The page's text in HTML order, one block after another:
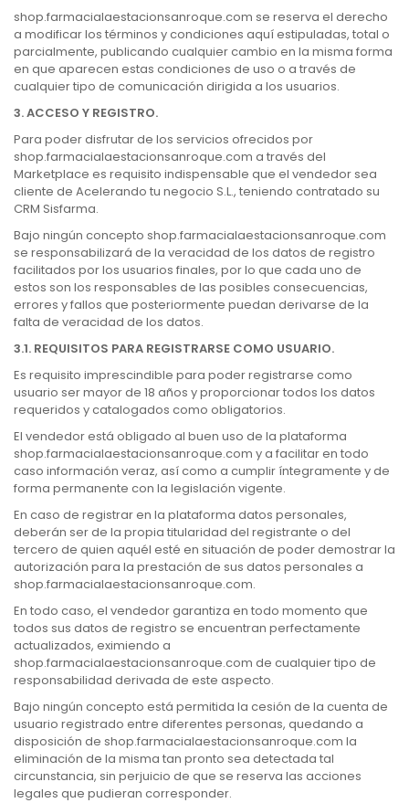
shop.farmacialaestacionsanroque.com se reserva el derecho
a modificar los términos y condiciones aquí estipuladas, total o
parcialmente, publicando cualquier cambio en la misma forma
en que aparecen estas condiciones de uso o a través de
cualquier tipo de comunicación dirigida a los usuarios.
3. ACCESO Y REGISTRO.
Para poder disfrutar de los servicios ofrecidos por
shop.farmacialaestacionsanroque.com a través del
Marketplace es requisito indispensable que el vendedor sea
cliente de Acelerando tu negocio S.L., teniendo contratado su
CRM Sisfarma.
Bajo ningún concepto shop.farmacialaestacionsanroque.com
se responsabilizará de la veracidad de los datos de registro
facilitados por los usuarios finales, por lo que cada uno de
estos son los responsables de las posibles consecuencias,
errores y fallos que posteriormente puedan derivarse de la
falta de veracidad de los datos.
3.1. REQUISITOS PARA REGISTRARSE COMO USUARIO.
Es requisito imprescindible para poder registrarse como
usuario ser mayor de 18 años y proporcionar todos los datos
requeridos y catalogados como obligatorios.
El vendedor está obligado al buen uso de la plataforma
shop.farmacialaestacionsanroque.com y a facilitar en todo
caso información veraz, así como a cumplir íntegramente y de
forma permanente con la legislación vigente.
En caso de registrar en la plataforma datos personales,
deberán ser de la propia titularidad del registrante o del
tercero de quien aquél esté en situación de poder demostrar la
autorización para la prestación de sus datos personales a
shop.farmacialaestacionsanroque.com.
En todo caso, el vendedor garantiza en todo momento que
todos sus datos de registro se encuentran perfectamente
actualizados, eximiendo a
shop.farmacialaestacionsanroque.com de cualquier tipo de
responsabilidad derivada de este aspecto.
Bajo ningún concepto está permitida la cesión de la cuenta de
usuario registrado entre diferentes personas, quedando a
disposición de shop.farmacialaestacionsanroque.com la
eliminación de la misma tan pronto sea detectada tal
circunstancia, sin perjuicio de que se reserva las acciones
legales que pudieran corresponder.